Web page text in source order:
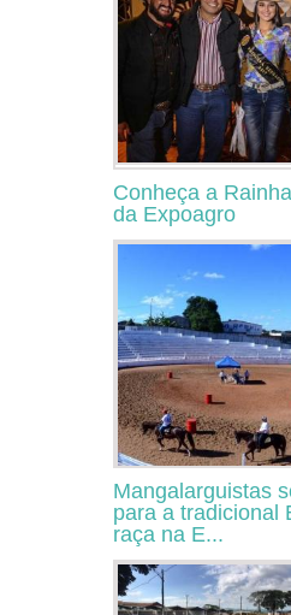
Conheça a
da Expoagro
Mangalarguistas
para a tradicional
raça na E...